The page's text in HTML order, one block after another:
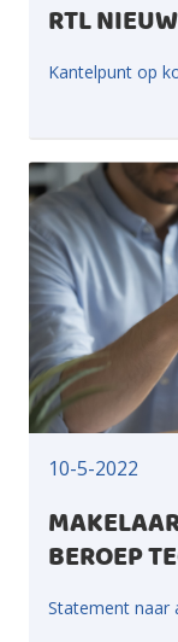
RTL
Kantelpunt op
10-5-2022
BEROEP
Statement naar